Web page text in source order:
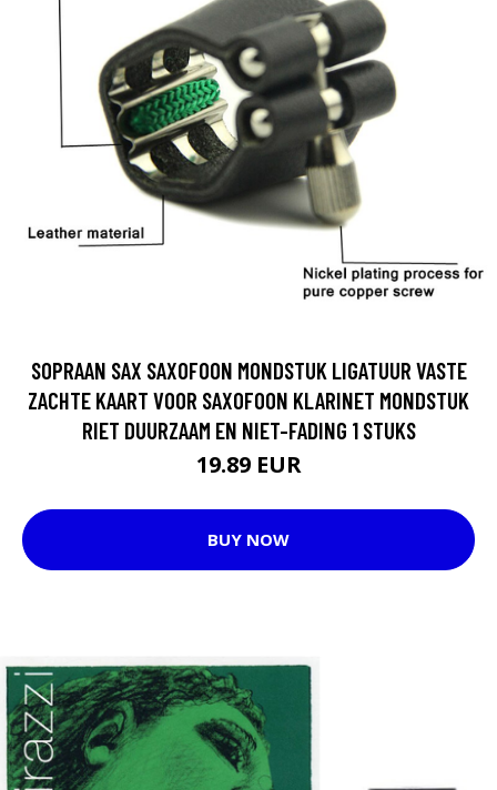
SOPRAAN SAX SAXOFOON MONDSTUK LIGATUUR VASTE
ZACHTE KAART VOOR SAXOFOON KLARINET MONDSTUK
RIET DUURZAAM EN NIET-FADING 1 STUKS
19.89 EUR
BUY NOW